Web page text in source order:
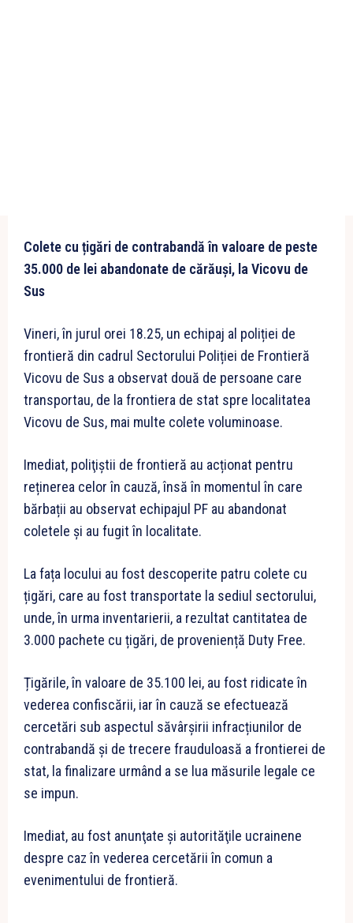
Colete cu țigări de contrabandă în valoare de peste
35.000 de lei abandonate de cărăuși, la Vicovu de
Sus
Vineri, în jurul orei 18.25, un echipaj al poliției de
frontieră din cadrul Sectorului Poliției de Frontieră
Vicovu de Sus a observat două de persoane care
transportau, de la frontiera de stat spre localitatea
Vicovu de Sus, mai multe colete voluminoase.
Imediat, poliţiştii de frontieră au acționat pentru
reținerea celor în cauză, însă în momentul în care
bărbații au observat echipajul PF au abandonat
coletele și au fugit în localitate.
La fața locului au fost descoperite patru colete cu
țigări, care au fost transportate la sediul sectorului,
unde, în urma inventarierii, a rezultat cantitatea de
3.000 pachete cu țigări, de proveniență Duty Free.
Țigările, în valoare de 35.100 lei, au fost ridicate în
vederea confiscării, iar în cauză se efectuează
cercetări sub aspectul săvârșirii infracțiunilor de
contrabandă și de trecere frauduloasă a frontierei de
stat, la finalizare urmând a se lua măsurile legale ce
se impun.
Imediat, au fost anunţate şi autorităţile ucrainene
despre caz în vederea cercetării în comun a
evenimentului de frontieră.